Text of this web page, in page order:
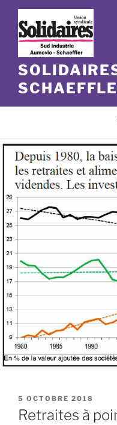
Aller
contenu
principal
PUBLIÉ
LE
5 OCTOBRE 2018
Retraites à